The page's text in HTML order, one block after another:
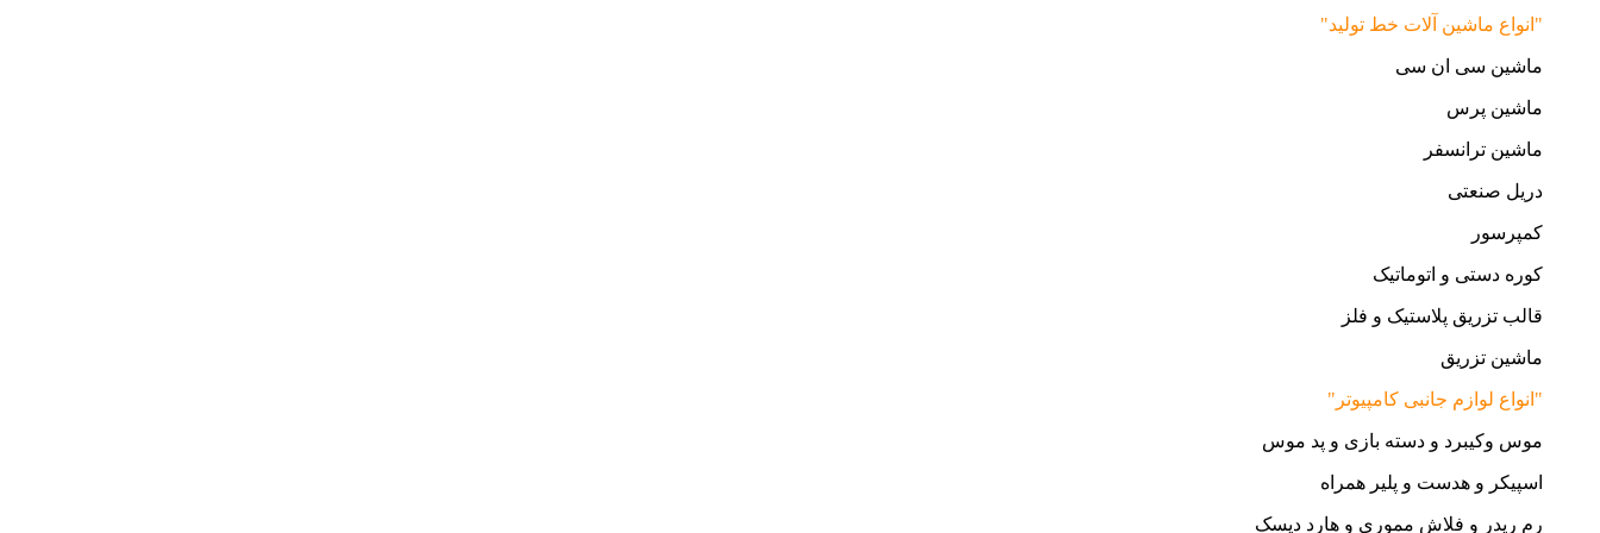
"انواع ماشین آلات خط تولید"
ماشین سی ان سی
ماشین پرس
ماشین ترانسفر
دریل صنعتی
کمپرسور
کوره دستی و اتوماتیک
قالب تزریق پلاستیک و فلز
ماشین تزریق
"انواع لوازم جانبی کامپیوتر"
موس وکیبرد و دسته بازی و پد موس
اسپیکر و هدست و پلیر همراه
رم ریدر و فلاش مموری و هارد دیسک